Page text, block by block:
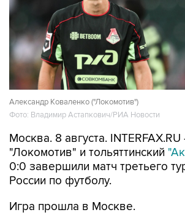
Александр Коваленко ("Локомотив")
Фото: Владимир Астапкович/РИА Новости
Москва. 8 августа.
"Локомотив" и тольяттинский
0:0 завершили матч третьего
России по футболу.
Игра прошла в Москве.